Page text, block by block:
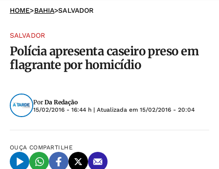
HOME>BAHIA>SALVADOR
SALVADOR
Polícia apresenta caseiro preso em
flagrante por homicídio
Por Da Redação
15/02/2016 - 16:44 h | Atualizada em 15/02/2016 - 20:04
OUÇA COMPARTILHE